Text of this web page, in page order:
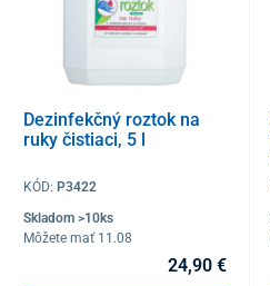
Dezinfekčný roztok na
ruky čistiaci, 5 l
KÓD: P3422
Skladom >10ks
Môžete mať 11.08
24,90 €